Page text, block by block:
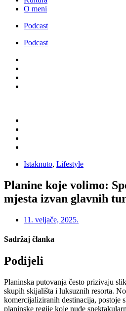
O meni
Podcast
Podcast
Istaknuto, Lifestyle
Planine koje volimo:
mjesta izvan glavnih
11. veljače, 2025.
Sadržaj članka
Podijeli
Planinska putovanja često prizivaju
skupih skijališta i luksuznih resorta.
komercijaliziranih destinacija, postoje
planinske regije koje nude